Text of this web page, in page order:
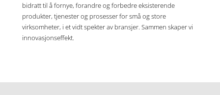
bidratt til å fornye, forandre og forbedre eksisterende
produkter, tjenester og prosesser for små og store
virksomheter, i et vidt spekter av bransjer. Sammen skaper vi
innovasjonseffekt.